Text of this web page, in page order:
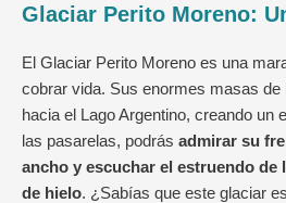
Glaciar Perito Moreno:
El Glaciar Perito Moreno es una
cobrar vida. Sus enormes masas de
hacia el Lago Argentino, creando un
las pasarelas, podrás admirar su
ancho y escuchar el estruendo de
de hielo. ¿Sabías que este glaciar